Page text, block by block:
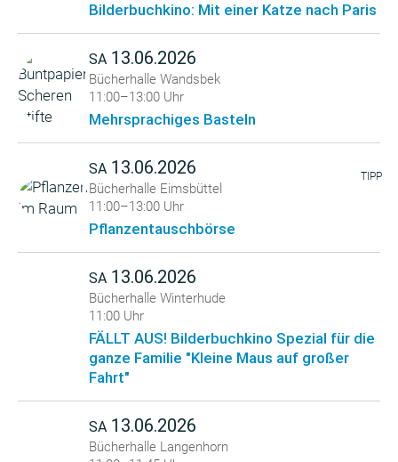
Bilderbuchkino: Mit einer Katze nach Paris
SA 13.06.2026
Bücherhalle Wandsbek
11:00–13:00 Uhr
Mehrsprachiges Basteln
TIPP
SA 13.06.2026
Bücherhalle Eimsbüttel
11:00–13:00 Uhr
Pflanzentauschbörse
SA 13.06.2026
Bücherhalle Winterhude
11:00 Uhr
FÄLLT AUS! Bilderbuchkino Spezial für die
ganze Familie "Kleine Maus auf großer
Fahrt"
SA 13.06.2026
Bücherhalle Langenhorn